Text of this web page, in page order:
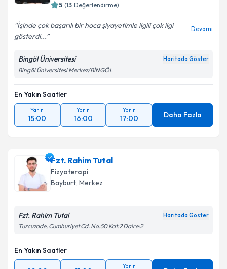
Kişisel verilerimin işlenmesine ilişkin
Aydınlatma
Metni'ni okudum ve kişisel verilerimin belirtilen
kapsamda işlenmesini kabul ediyorum.
Takvim Talebini Gönder
5 (13 Değerlendirme)
İşinde çok başarılı bir hoca şiyayetimle ilgili çok ilgi
gösterdi...
Devamı
Bingöl Üniversitesi Haritada Göster
Bingöl Üniversitesi Merkez/BİNGÖL
En Yakın Saatler
Yarın
15:00
Yarın
16:00
Yarın
17:00 Daha Fazla
Fzt. Rahim Tutal
Fizyoterapi
Bayburt, Merkez
Fzt. Rahim Tutal Haritada Göster
Tuzcuzade, Cumhuriyet Cd. No:50 Kat:2 Daire:2
En Yakın Saatler
Yarın